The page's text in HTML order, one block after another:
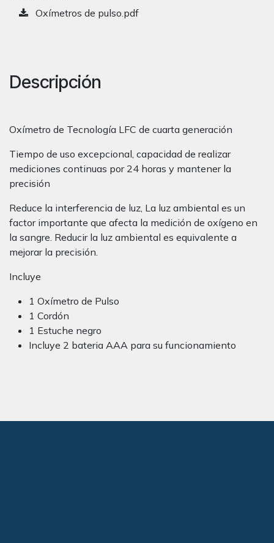
Oxímetros de pulso.pdf
Descripción
Oxímetro de Tecnología LFC de cuarta generación
Tiempo de uso excepcional, capacidad de realizar
mediciones continuas por 24 horas y mantener la
precisión
Reduce la interferencia de luz, La luz ambiental es un
factor importante que afecta la medición de oxígeno en
la sangre. Reducir la luz ambiental es equivalente a
mejorar la precisión.
Incluye
1 Oxímetro de Pulso
1 Cordón
1 Estuche negro
Incluye 2 bateria AAA para su funcionamiento